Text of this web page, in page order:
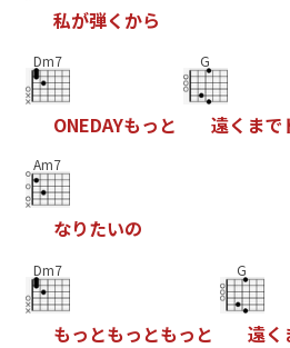
私が弾く から
Dm7
ONEDAYもっ と
G
遠く まで
Am7
なりたいの
Dm7
もっ ともっ ともっ と
G
遠く